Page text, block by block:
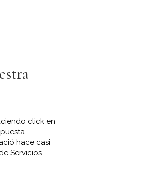
click en
hace casi
Servicios